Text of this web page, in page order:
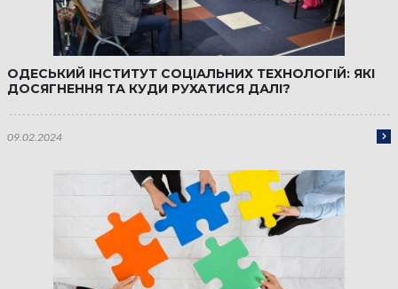
ОДЕСЬКИЙ ІНСТИТУТ СОЦІАЛЬНИХ ТЕХНОЛОГІЙ: ЯКІ
ДОСЯГНЕННЯ ТА КУДИ РУХАТИСЯ ДАЛІ?
09.02.2024